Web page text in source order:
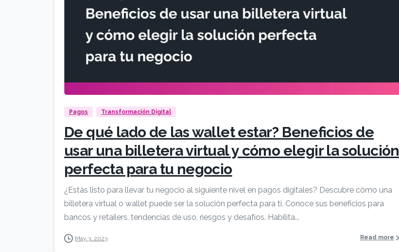
Pagos Transformación Digital
De qué lado de las wallet estar? Beneficios de
usar una billetera virtual y cómo elegir la solución
perfecta para tu negocio
¿Estás listo para llevar tu negocio al siguiente nivel en pagos digitales? Descubre cómo una
billetera virtual o wallet puede ser la solución perfecta para ti. Conoce sus beneficios para
bancos y retailers, tendencias de uso, riesgos y desafíos. Habilita...
May 3, 2023 Read more